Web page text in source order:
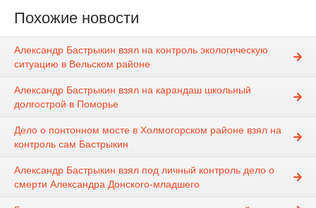
Похожие новости
Александр Бастрыкин взял на контроль экологическую
ситуацию в Вельском районе
Александр Бастрыкин взял на карандаш школьный
долгострой в Поморье
Дело о понтонном мосте в Холмогорском районе взял на
контроль сам Бастрыкин
Александр Бастрыкин взял под личный контроль дело о
смерти Александра Донского-младшего